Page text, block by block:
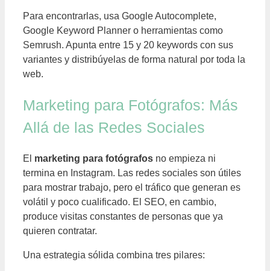
Para encontrarlas, usa Google Autocomplete,
Google Keyword Planner o herramientas como
Semrush. Apunta entre 15 y 20 keywords con sus
variantes y distribúyelas de forma natural por toda la
web.
Marketing para Fotógrafos: Más
Allá de las Redes Sociales
El marketing para fotógrafos no empieza ni
termina en Instagram. Las redes sociales son útiles
para mostrar trabajo, pero el tráfico que generan es
volátil y poco cualificado. El SEO, en cambio,
produce visitas constantes de personas que ya
quieren contratar.
Una estrategia sólida combina tres pilares: